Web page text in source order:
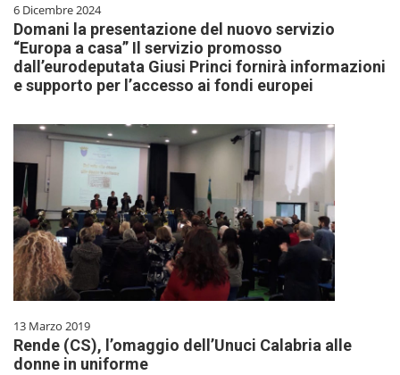
6 Dicembre 2024
Domani la presentazione del nuovo servizio
“Europa a casa” Il servizio promosso
dall’eurodeputata Giusi Princi fornirà informazioni
e supporto per l’accesso ai fondi europei
13 Marzo 2019
Rende (CS), l’omaggio dell’Unuci Calabria alle
donne in uniforme